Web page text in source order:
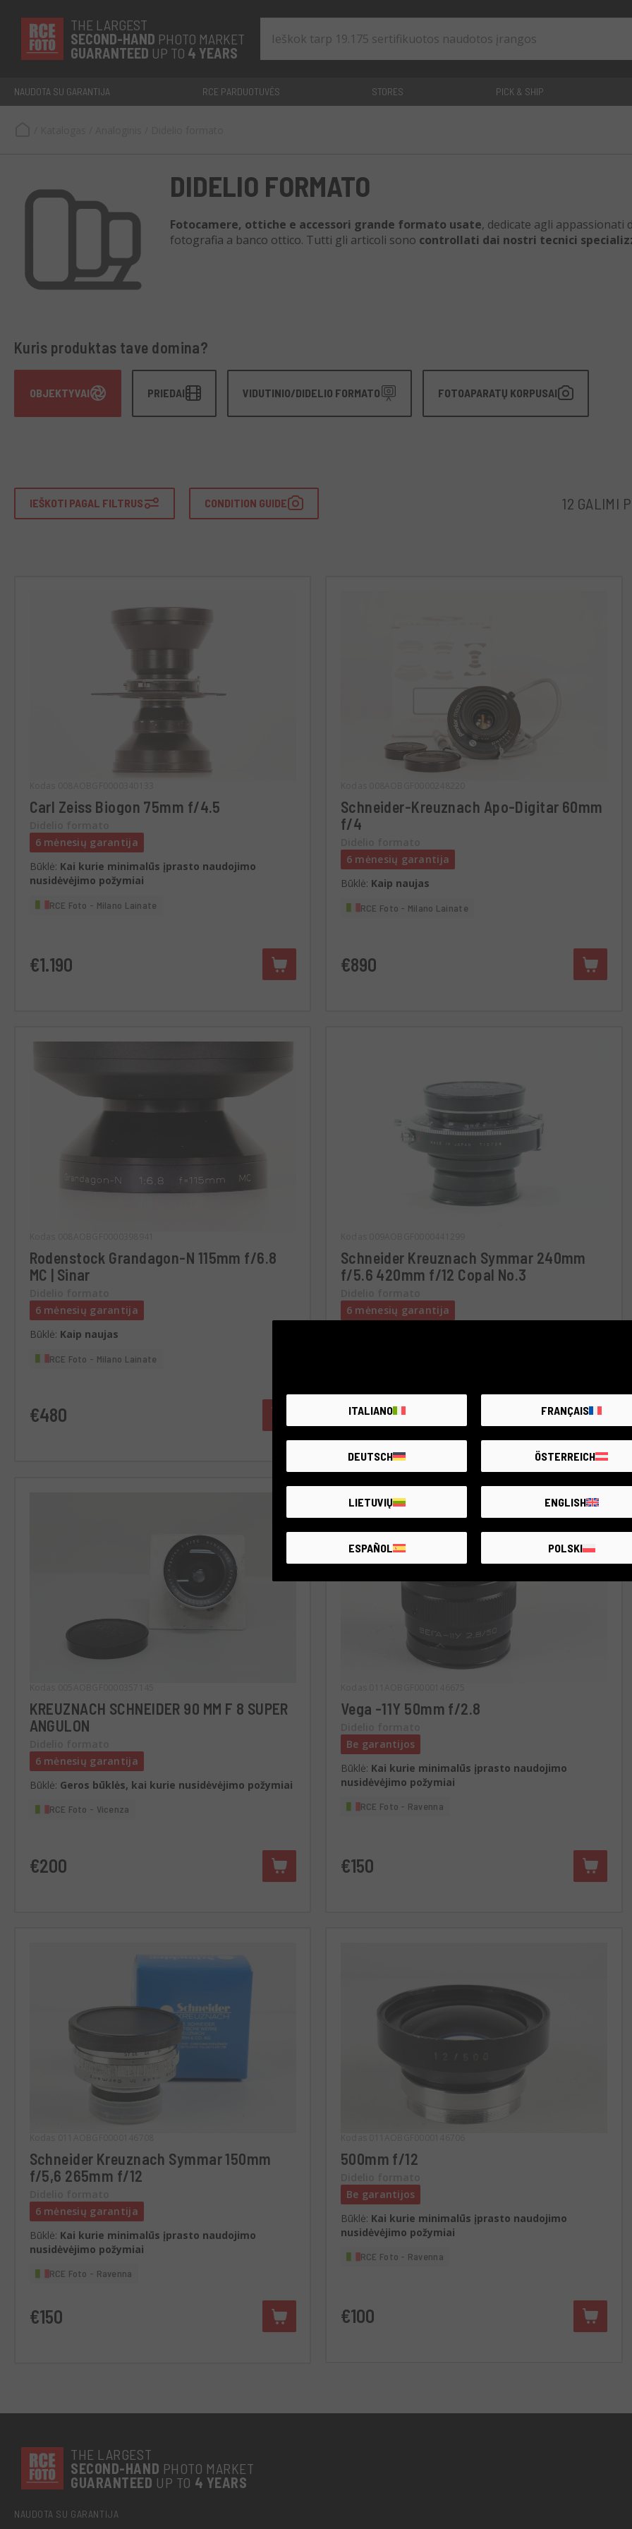
THE LARGEST
SECOND-HAND PHOTO MARKET
GUARANTEED UP TO 4 YEARS
NAUDOTA SU GARANTIJA RCE PARDUOTUVĖS STORES PICK & SHIP
DIDELIO FORMATO
Fotocamere, ottiche e accessori grande formato usate, dedicate agli appassionati
fotografia a banco ottico. Tutti gli articoli sono controllati dai nostri tecnici
Kuris produktas tave domina?
OBJEKTYVAI PRIEDAI VIDUTINIO/DIDELIO FORMATO FOTOAPARATŲ KORPUSAI
IEŠKOTI PAGAL FILTRUS CONDITION GUIDE 12 GALIMI
Carl Zeiss Biogon 75mm f/4.5
6 mėnesių garantija
Būklė: Kai kurie minimalūs įprasto naudojimo
nusidėvėjimo požymiai
RCE Foto - Milano Lainate
€1.190
Schneider-Kreuznach Apo-Digitar 60mm
f/4
6 mėnesių garantija
Būklė: Kaip naujas
RCE Foto - Milano Lainate
€890
Rodenstock Grandagon-N 115mm f/6.8
MC | Sinar
6 mėnesių garantija
Būklė: Kaip naujas
RCE Foto - Milano Lainate
€480
Schneider Kreuznach Symmar 240mm
f/5.6 420mm f/12 Copal No.3
6 mėnesių garantija
€380
KREUZNACH SCHNEIDER 90 MM F 8 SUPER
ANGULON
6 mėnesių garantija
Būklė: Geros būklės, kai kurie nusidėvėjimo požymiai
RCE Foto - Vicenza
€200
Vega -11Y 50mm f/2.8
Be garantijos
Būklė: Kai kurie minimalūs įprasto naudojimo
nusidėvėjimo požymiai
RCE Foto - Ravenna
€150
Schneider Kreuznach Symmar 150mm
f/5,6 265mm f/12
6 mėnesių garantija
Būklė: Kai kurie minimalūs įprasto naudojimo
nusidėvėjimo požymiai
RCE Foto - Ravenna
€150
500mm f/12
Be garantijos
Būklė: Kai kurie minimalūs įprasto naudojimo
nusidėvėjimo požymiai
RCE Foto - Ravenna
€100
THE LARGEST
SECOND-HAND PHOTO MARKET
GUARANTEED UP TO 4 YEARS
NAUDOTA SU GARANTIJA
ITALIANO FRANÇAIS
DEUTSCH ÖSTERREICH
LIETUVIŲ ENGLISH
ESPAÑOL POLSKI